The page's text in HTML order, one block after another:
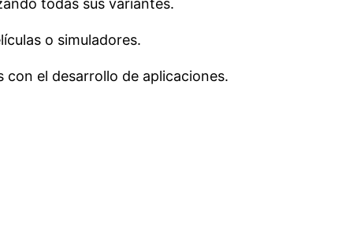
todas sus variantes.
o simuladores.
con el desarrollo de aplicaciones.